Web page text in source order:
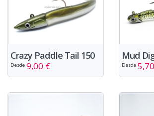
Crazy Paddle Tail 150
Desde 9,00 €
Mud
Desde